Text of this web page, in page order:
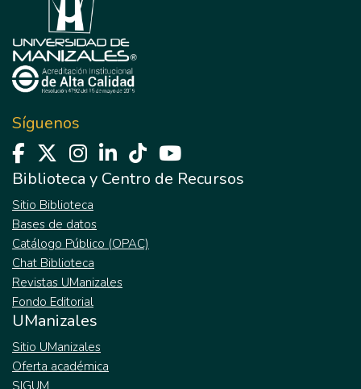
Síguenos
Biblioteca y Centro de Recursos
Sitio Biblioteca
Bases de datos
Catálogo Público (OPAC)
Chat Biblioteca
Revistas UManizales
Fondo Editorial
UManizales
Sitio UManizales
Oferta académica